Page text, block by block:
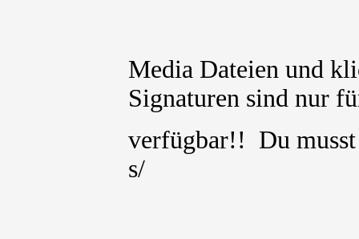
Media Dateien und
Signaturen sind nur
verfügbar!! Du
s/